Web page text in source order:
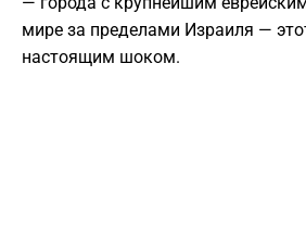
мире за пределами Израиля —
настоящим шоком.